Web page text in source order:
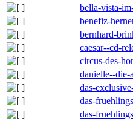
bella-vista-
benefiz-
bernhard-
caesar--cd-
circus-des-
danielle--die-
das-
das-
das-